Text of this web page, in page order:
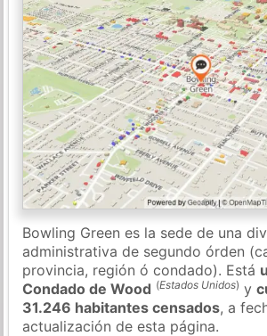
Bowling Green es la sede de una
administrativa de segundo órden
provincia, región ó condado). Está
Condado de Wood (Estados Unidos) y
31.246 habitantes censados, a
actualización de esta página.